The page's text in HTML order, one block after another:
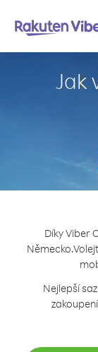
Jak
Díky Viber
Německo.
Nejlepší